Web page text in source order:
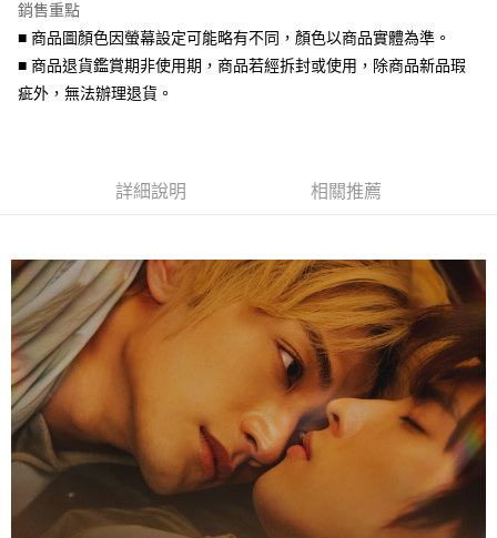
匯豐（台灣）商業銀行
聯邦商業銀行
遠東國際商業銀行
元大商業銀行
永豐商業銀行
台新國際商業銀行
臺灣中小企業銀行
匯豐（台灣）商業銀行
華泰商業銀行
聯邦商業銀行
遠東國際商業銀行
元大商業銀行
Apple Pay
街口支付
悠遊付
便利好安心！
１．簡單：不需註冊會員、不需綁卡、不需儲值。
２．便利：只要手機號碼，簡訊認證，即可結帳。
３．安心：先確認商品／服務後，再付款。
【「AFTEE先享後付」結帳流程】
１．於結帳方式選擇「AFTEE先享後付」後，將跳轉至「AFTEE先享後付」
結帳頁面，進行簡訊認證並確認金額後，即可完成結帳。
２．訂單成立數日內，您將收到繳費通知簡訊。
３．收到繳費通知簡訊後14天內，點擊此簡訊中的連結，可透過四大超商／
ATM／網路銀行／等多元方式進行付款，方視為交易完成。
※ 請注意：結帳手續完成當下不需立刻繳費，但若您需要取消訂單，請聯絡
購買商品的店家。未經商家同意取消之訂單仍視為有效，需透過AFTEE先享
後付繳納相關費用。
貨到付款
運送方式
全家取貨付款
每筆NT$60，滿NT$1,500(含以上)免運費
付款後全家取貨
每筆NT$60，滿NT$1,500(含以上)免運費
7-11取貨付款
銷售重點
■ 商品圖顏色因螢幕設定可能略有不同，顏色以商品實體為準。
■ 商品退貨鑑賞期非使用期，商品若經拆封或使用，除商品新品瑕
疵外，無法辦理退貨。
詳細說明 相關推薦